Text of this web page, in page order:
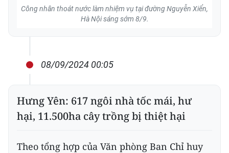
Công nhân thoát nước làm nhiệm vụ tại đường Nguyễn Xiển,
Hà Nội sáng sớm 8/9.
08/09/2024 00:05
Hưng Yên: 617 ngôi nhà tốc mái, hư
hại, 11.500ha cây trồng bị thiệt hại
Theo tổng hợp của Văn phòng Ban Chỉ huy